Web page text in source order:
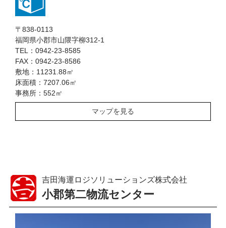
〒838-0113
福岡県小郡市山隈字柳312-1
TEL：0942-23-8585
FAX：0942-23-8586
敷地：11231.88㎡
床面積：7207.06㎡
事務所：552㎡
マップを見る
吉田海運ロジソリューションズ株式会社
小郡第二物流センター